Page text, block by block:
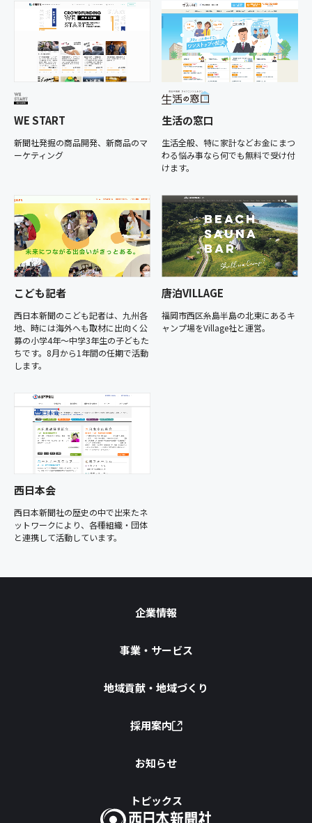
WE START
新聞社発掘の商品開発、新商品のマ
ーケティング
生活の窓口
生活全般、特に家計などお金にまつ
わる悩み事なら何でも無料で受け付
けます。
こども記者
西日本新聞のこども記者は、九州各
地、時には海外へも取材に出向く公
募の小学4年～中学3年生の子どもた
ちです。8月から1年間の任期で活動
します。
唐泊VILLAGE
福岡市西区糸島半島の北東にあるキ
ャンプ場をVillage社と運営。
西日本会
西日本新聞社の歴史の中で出来たネ
ットワークにより、各種組織・団体
と連携して活動しています。
企業情報
事業・サービス
地域貢献・地域づくり
採用案内
お知らせ
トピックス